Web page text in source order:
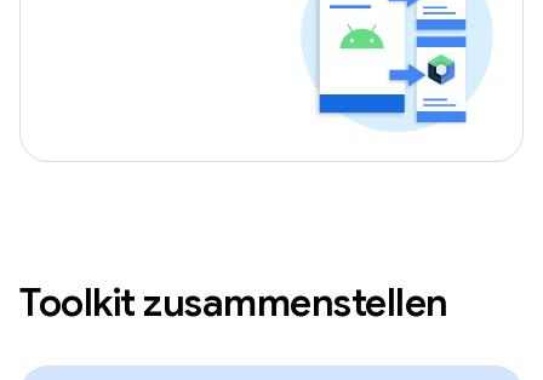
Toolkit zusammenstellen